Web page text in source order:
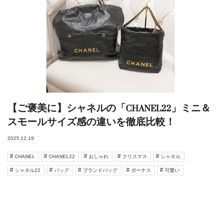
【ご褒美に】シャネルの「CHANEL22」ミニ＆
スモールサイズ感の違いを徹底比較！
2025.12.19
CHANEL CHANEL22 おしゃれ クリスマス シャネル
シャネル22 バッグ ブランドバッグ ボーナス 可愛い